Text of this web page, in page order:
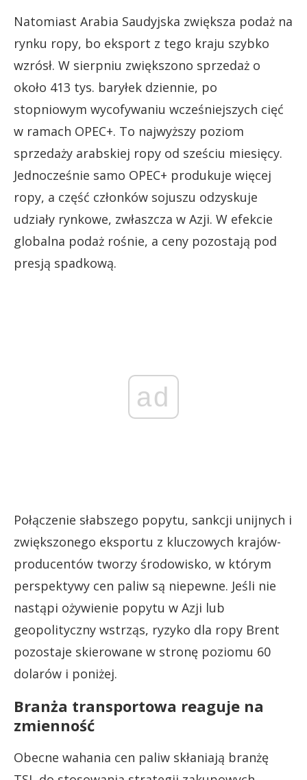
Natomiast Arabia Saudyjska zwiększa podaż na
rynku ropy, bo eksport z tego kraju szybko
wzrósł. W sierpniu zwiększono sprzedaż o
około 413 tys. baryłek dziennie, po
stopniowym wycofywaniu wcześniejszych cięć
w ramach OPEC+. To najwyższy poziom
sprzedaży arabskiej ropy od sześciu miesięcy.
Jednocześnie samo OPEC+ produkuje więcej
ropy, a część członków sojuszu odzyskuje
udziały rynkowe, zwłaszcza w Azji. W efekcie
globalna podaż rośnie, a ceny pozostają pod
presją spadkową.
ad
Połączenie słabszego popytu, sankcji unijnych i
zwiększonego eksportu z kluczowych krajów-
producentów tworzy środowisko, w którym
perspektywy cen paliw są niepewne. Jeśli nie
nastąpi ożywienie popytu w Azji lub
geopolityczny wstrząs, ryzyko dla ropy Brent
pozostaje skierowane w stronę poziomu 60
dolarów i poniżej.
Branża transportowa reaguje na
zmienność
Obecne wahania cen paliw skłaniają branżę